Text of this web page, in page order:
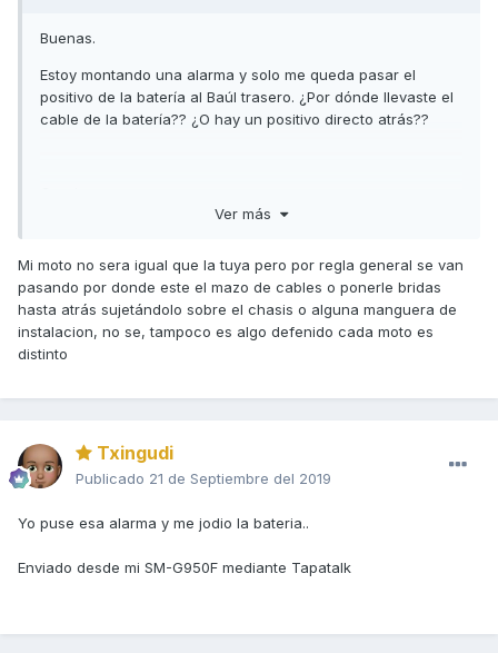
Buenas.
Estoy montando una alarma y solo me queda pasar el
positivo de la batería al Baúl trasero. ¿Por dónde llevaste el
cable de la batería?? ¿O hay un positivo directo atrás??
Ver más
Mi moto no sera igual que la tuya pero por regla general se van
pasando por donde este el mazo de cables o ponerle bridas
hasta atrás sujetándolo sobre el chasis o alguna manguera de
instalacion, no se, tampoco es algo defenido cada moto es
distinto
Txingudi
Publicado 21 de Septiembre del 2019
Yo puse esa alarma y me jodio la bateria..
Enviado desde mi SM-G950F mediante Tapatalk